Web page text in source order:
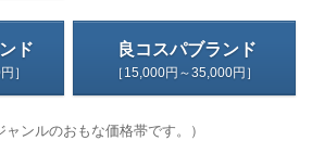
ド
］
良コスパブランド
［15,000円～35,000円］
ンルのおもな価格帯です。）